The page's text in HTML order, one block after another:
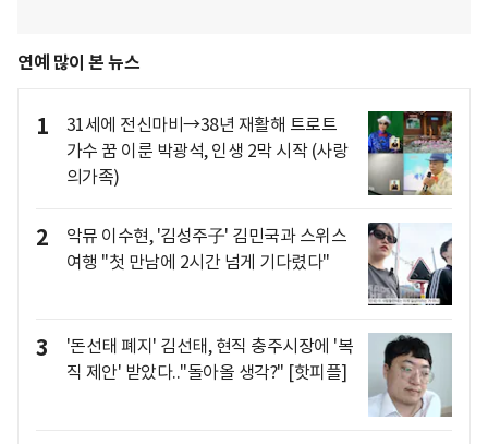
연예 많이 본 뉴스
1
31세에 전신마비→38년 재활해 트로트
가수 꿈 이룬 박광석, 인생 2막 시작 (사랑
의가족)
2
악뮤 이수현, '김성주子' 김민국과 스위스
여행 "첫 만남에 2시간 넘게 기다렸다"
3
'돈선태 폐지' 김선태, 현직 충주시장에 '복
직 제안' 받았다.."돌아올 생각?" [핫피플]